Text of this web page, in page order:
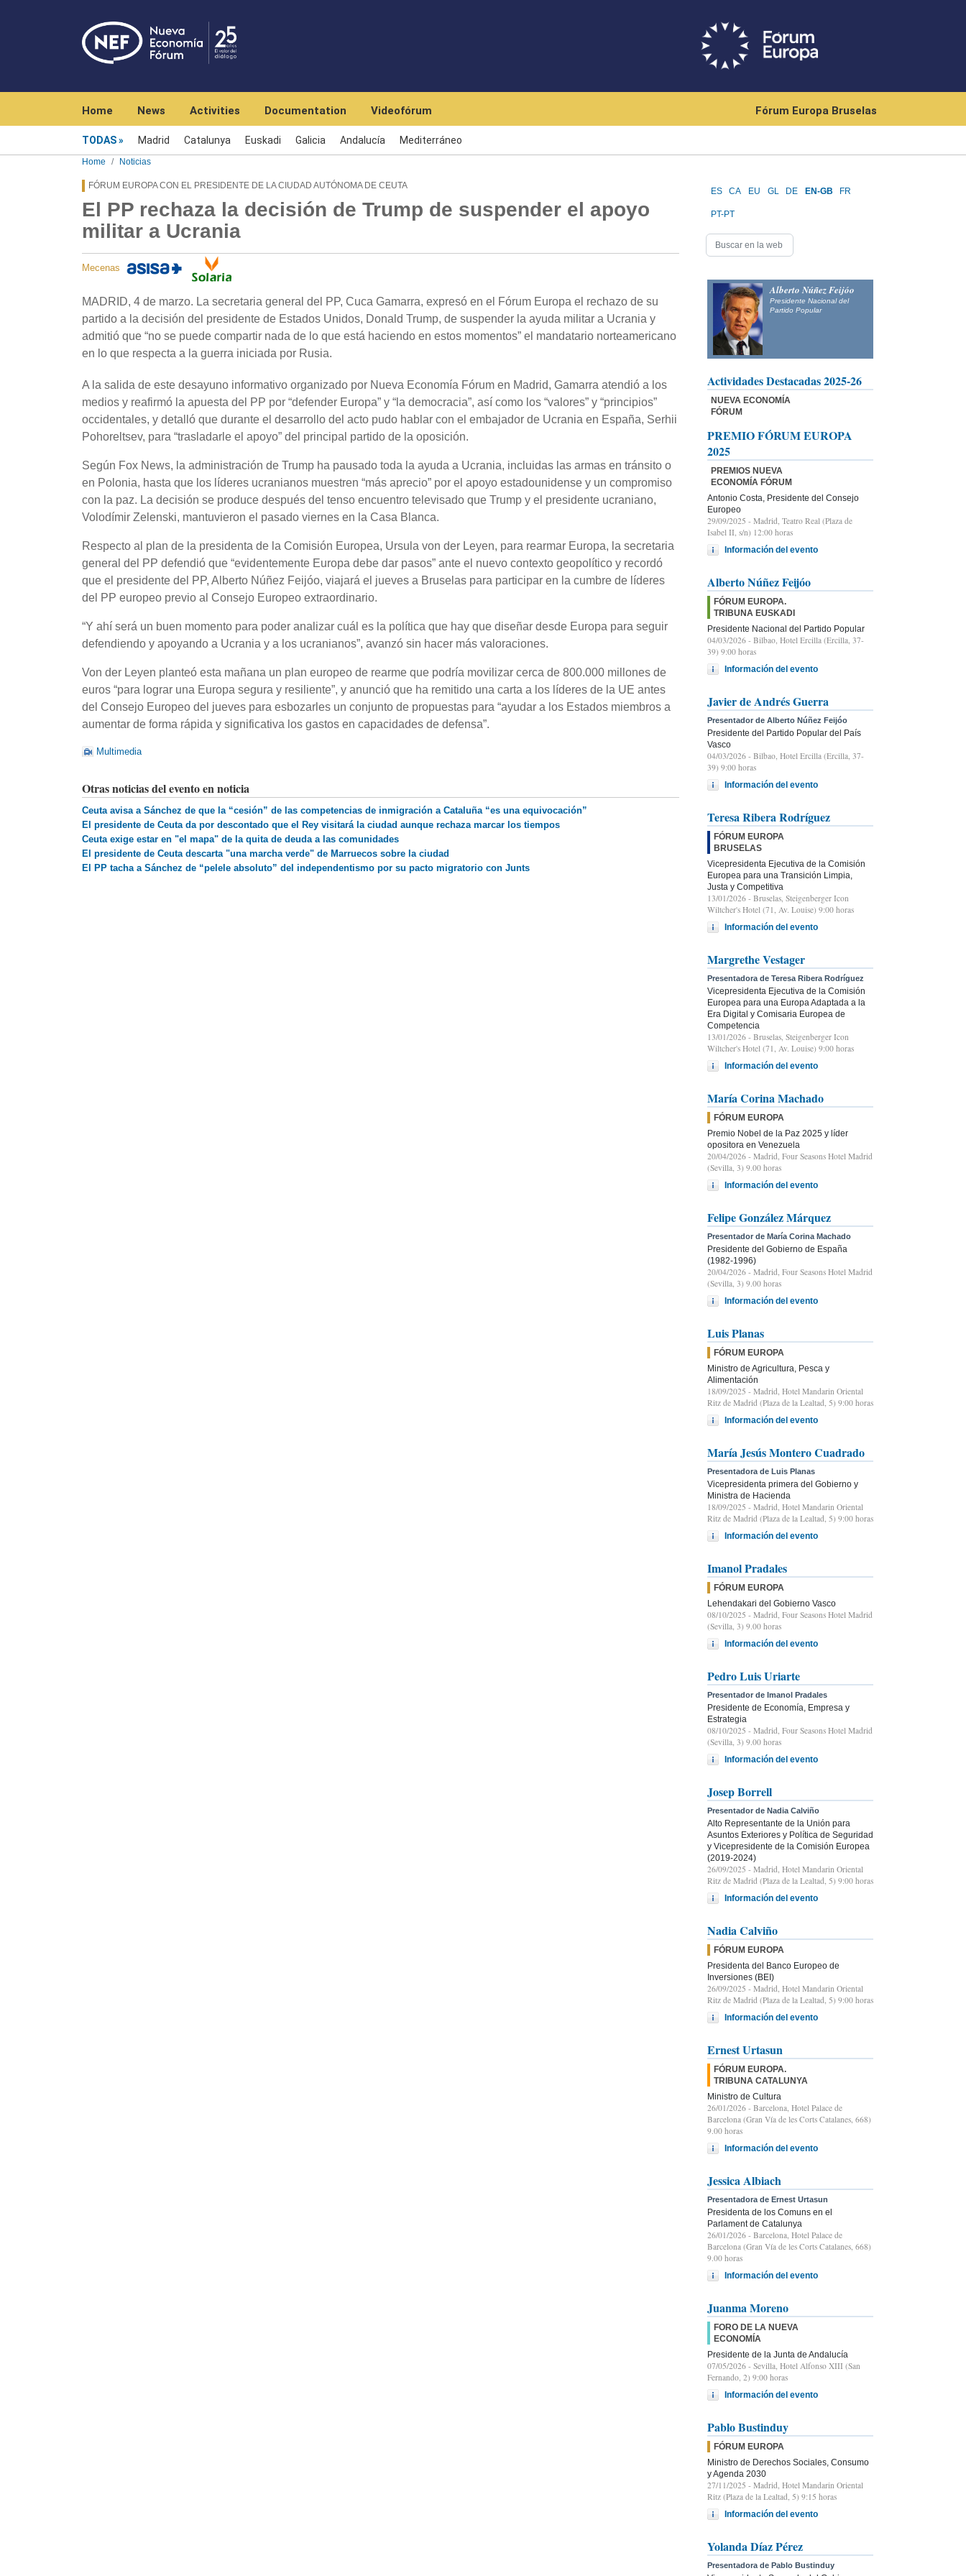
Home News Activities Documentation Videofórum Fórum Europa Bruselas
TODAS Madrid Catalunya Euskadi Galicia Andalucía Mediterráneo
Home Noticias
FÓRUM EUROPA CON EL PRESIDENTE DE LA CIUDAD AUTÓNOMA DE CEUTA
El PP rechaza la decisión de Trump de suspender el apoyo
militar a Ucrania
Mecenas
MADRID, 4 de marzo. La secretaria general del PP, Cuca Gamarra, expresó en el Fórum Europa el rechazo de su
partido a la decisión del presidente de Estados Unidos, Donald Trump, de suspender la ayuda militar a Ucrania y
admitió que “no se puede compartir nada de lo que está haciendo en estos momentos” el mandatario norteamericano
en lo que respecta a la guerra iniciada por Rusia.
A la salida de este desayuno informativo organizado por Nueva Economía Fórum en Madrid, Gamarra atendió a los
medios y reafirmó la apuesta del PP por “defender Europa” y “la democracia”, así como los “valores” y “principios”
occidentales, y detalló que durante el desarrollo del acto pudo hablar con el embajador de Ucrania en España, Serhii
Pohoreltsev, para “trasladarle el apoyo” del principal partido de la oposición.
Según Fox News, la administración de Trump ha pausado toda la ayuda a Ucrania, incluidas las armas en tránsito o
en Polonia, hasta que los líderes ucranianos muestren “más aprecio” por el apoyo estadounidense y un compromiso
con la paz. La decisión se produce después del tenso encuentro televisado que Trump y el presidente ucraniano,
Volodímir Zelenski, mantuvieron el pasado viernes en la Casa Blanca.
Respecto al plan de la presidenta de la Comisión Europea, Ursula von der Leyen, para rearmar Europa, la secretaria
general del PP defendió que “evidentemente Europa debe dar pasos” ante el nuevo contexto geopolítico y recordó
que el presidente del PP, Alberto Núñez Feijóo, viajará el jueves a Bruselas para participar en la cumbre de líderes
del PP europeo previo al Consejo Europeo extraordinario.
“Y ahí será un buen momento para poder analizar cuál es la política que hay que diseñar desde Europa para seguir
defendiendo y apoyando a Ucrania y a los ucranianos”, avanzó sin hacer más valoraciones.
Von der Leyen planteó esta mañana un plan europeo de rearme que podría movilizar cerca de 800.000 millones de
euros “para lograr una Europa segura y resiliente”, y anunció que ha remitido una carta a los líderes de la UE antes
del Consejo Europeo del jueves para esbozarles un conjunto de propuestas para “ayudar a los Estados miembros a
aumentar de forma rápida y significativa los gastos en capacidades de defensa”.
Multimedia
Otras noticias del evento en noticia
Ceuta avisa a Sánchez de que la “cesión” de las competencias de inmigración a Cataluña “es una equivocación”
El presidente de Ceuta da por descontado que el Rey visitará la ciudad aunque rechaza marcar los tiempos
Ceuta exige estar en "el mapa" de la quita de deuda a las comunidades
El presidente de Ceuta descarta "una marcha verde" de Marruecos sobre la ciudad
El PP tacha a Sánchez de “pelele absoluto” del independentismo por su pacto migratorio con Junts
ES CA EU GL DE EN-GB FR
PT-PT
Alberto Núñez Feijóo
Presidente Nacional del
Partido Popular
Actividades Destacadas 2025-26
NUEVA ECONOMÍA
FÓRUM
PREMIO FÓRUM EUROPA
2025
PREMIOS NUEVA
ECONOMÍA FÓRUM
Antonio Costa, Presidente del Consejo
Europeo
29/09/2025 - Madrid, Teatro Real (Plaza de
Isabel II, s/n) 12:00 horas
Información del evento
Alberto Núñez Feijóo
FÓRUM EUROPA.
TRIBUNA EUSKADI
Presidente Nacional del Partido Popular
04/03/2026 - Bilbao, Hotel Ercilla (Ercilla, 37-
39) 9:00 horas
Información del evento
Javier de Andrés Guerra
Presentador de Alberto Núñez Feijóo
Presidente del Partido Popular del País
Vasco
04/03/2026 - Bilbao, Hotel Ercilla (Ercilla, 37-
39) 9:00 horas
Información del evento
Teresa Ribera Rodríguez
FÓRUM EUROPA
BRUSELAS
Vicepresidenta Ejecutiva de la Comisión
Europea para una Transición Limpia,
Justa y Competitiva
13/01/2026 - Bruselas, Steigenberger Icon
Wiltcher's Hotel (71, Av. Louise) 9:00 horas
Información del evento
Margrethe Vestager
Presentadora de Teresa Ribera Rodríguez
Vicepresidenta Ejecutiva de la Comisión
Europea para una Europa Adaptada a la
Era Digital y Comisaria Europea de
Competencia
13/01/2026 - Bruselas, Steigenberger Icon
Wiltcher's Hotel (71, Av. Louise) 9:00 horas
Información del evento
María Corina Machado
FÓRUM EUROPA
Premio Nobel de la Paz 2025 y líder
opositora en Venezuela
20/04/2026 - Madrid, Four Seasons Hotel Madrid
(Sevilla, 3) 9.00 horas
Información del evento
Felipe González Márquez
Presentador de María Corina Machado
Presidente del Gobierno de España
(1982-1996)
20/04/2026 - Madrid, Four Seasons Hotel Madrid
(Sevilla, 3) 9.00 horas
Información del evento
Luis Planas
FÓRUM EUROPA
Ministro de Agricultura, Pesca y
Alimentación
18/09/2025 - Madrid, Hotel Mandarin Oriental
Ritz de Madrid (Plaza de la Lealtad, 5) 9:00 horas
Información del evento
María Jesús Montero Cuadrado
Presentadora de Luis Planas
Vicepresidenta primera del Gobierno y
Ministra de Hacienda
18/09/2025 - Madrid, Hotel Mandarin Oriental
Ritz de Madrid (Plaza de la Lealtad, 5) 9:00 horas
Información del evento
Imanol Pradales
FÓRUM EUROPA
Lehendakari del Gobierno Vasco
08/10/2025 - Madrid, Four Seasons Hotel Madrid
(Sevilla, 3) 9.00 horas
Información del evento
Pedro Luis Uriarte
Presentador de Imanol Pradales
Presidente de Economía, Empresa y
Estrategia
08/10/2025 - Madrid, Four Seasons Hotel Madrid
(Sevilla, 3) 9.00 horas
Información del evento
Josep Borrell
Presentador de Nadia Calviño
Alto Representante de la Unión para
Asuntos Exteriores y Política de Seguridad
y Vicepresidente de la Comisión Europea
(2019-2024)
26/09/2025 - Madrid, Hotel Mandarin Oriental
Ritz de Madrid (Plaza de la Lealtad, 5) 9:00 horas
Información del evento
Nadia Calviño
FÓRUM EUROPA
Presidenta del Banco Europeo de
Inversiones (BEI)
26/09/2025 - Madrid, Hotel Mandarin Oriental
Ritz de Madrid (Plaza de la Lealtad, 5) 9:00 horas
Información del evento
Ernest Urtasun
FÓRUM EUROPA.
TRIBUNA CATALUNYA
Ministro de Cultura
26/01/2026 - Barcelona, Hotel Palace de
Barcelona (Gran Vía de les Corts Catalanes, 668)
9.00 horas
Información del evento
Jessica Albiach
Presentadora de Ernest Urtasun
Presidenta de los Comuns en el
Parlament de Catalunya
26/01/2026 - Barcelona, Hotel Palace de
Barcelona (Gran Vía de les Corts Catalanes, 668)
9.00 horas
Información del evento
Juanma Moreno
FORO DE LA NUEVA
ECONOMÍA
Presidente de la Junta de Andalucía
07/05/2026 - Sevilla, Hotel Alfonso XIII (San
Fernando, 2) 9:00 horas
Información del evento
Pablo Bustinduy
FÓRUM EUROPA
Ministro de Derechos Sociales, Consumo
y Agenda 2030
27/11/2025 - Madrid, Hotel Mandarin Oriental
Ritz (Plaza de la Lealtad, 5) 9:15 horas
Información del evento
Yolanda Díaz Pérez
Presentadora de Pablo Bustinduy